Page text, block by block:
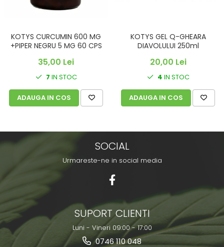
KOTYS CURCUMIN 600 MG
+PIPER NEGRU 5 MG 60 CPS
35,00 Lei
7 IN STOC
ADAUGA IN COS
KOTYS GEL Q-GHEARA
DIAVOLULUI 250ml
20,00 Lei
4 IN STOC
ADAUGA IN COS
SOCIAL
Urmareste-ne in social media
SUPORT CLIENTI
Luni - Vineri 09:00 - 17:00
0746 110 048